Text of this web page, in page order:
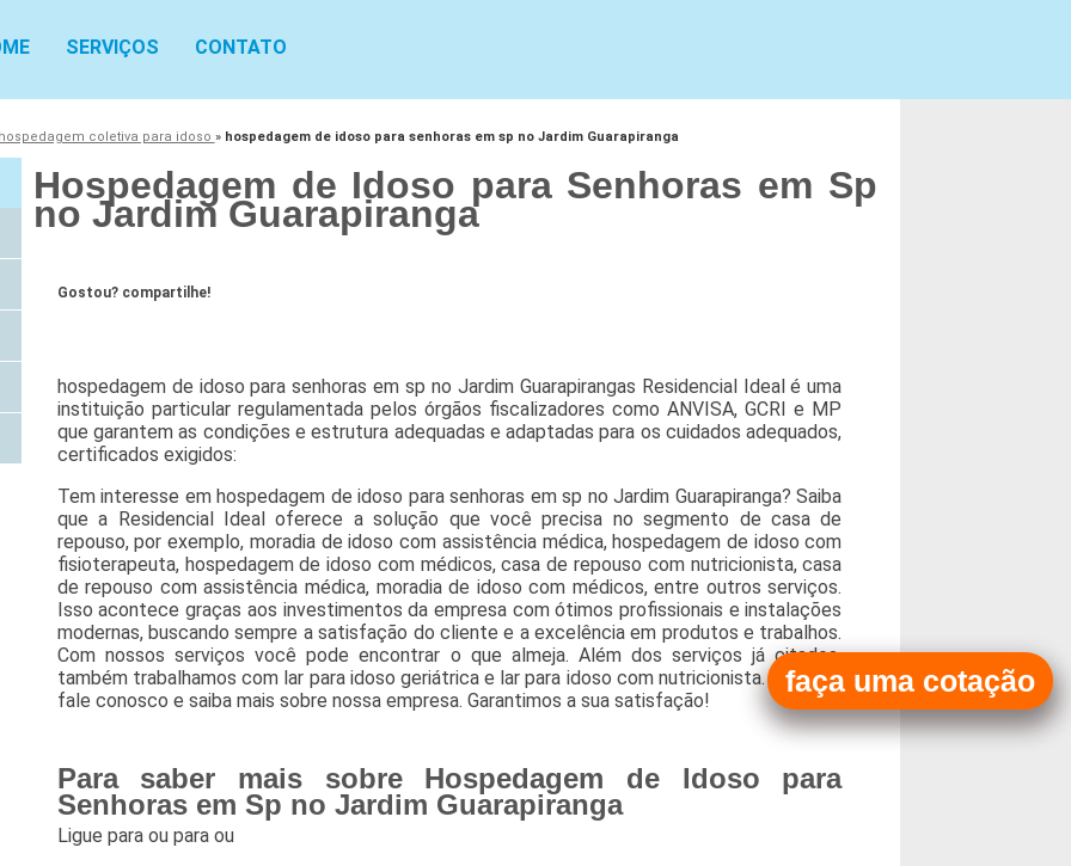
SERVIÇOS CONTATO
hospedagem coletiva para idoso » hospedagem de idoso para senhoras em sp no Jardim Guarapiranga
Hospedagem de Idoso para Senhoras em Sp
no Jardim Guarapiranga
Gostou? compartilhe!
hospedagem de idoso para senhoras em sp no Jardim Guarapirangas Residencial Ideal é uma
instituição particular regulamentada pelos órgãos fiscalizadores como ANVISA, GCRI e MP
que garantem as condições e estrutura adequadas e adaptadas para os cuidados adequados,
certificados exigidos:
Tem interesse em hospedagem de idoso para senhoras em sp no Jardim Guarapiranga? Saiba
que a Residencial Ideal oferece a solução que você precisa no segmento de casa de
repouso, por exemplo, moradia de idoso com assistência médica, hospedagem de idoso com
fisioterapeuta, hospedagem de idoso com médicos, casa de repouso com nutricionista, casa
de repouso com assistência médica, moradia de idoso com médicos, entre outros serviços.
Isso acontece graças aos investimentos da empresa com ótimos profissionais e instalações
modernas, buscando sempre a satisfação do cliente e a excelência em produtos e trabalhos.
Com nossos serviços você pode encontrar o que almeja. Além dos serviços já citados,
também trabalhamos com lar para idoso geriátrica e lar para idoso com nutricionista. Por isso,
fale conosco e saiba mais sobre nossa empresa. Garantimos a sua satisfação!
Para saber mais sobre Hospedagem de Idoso para
Senhoras em Sp no Jardim Guarapiranga
Ligue para ou para ou
faça uma cotação